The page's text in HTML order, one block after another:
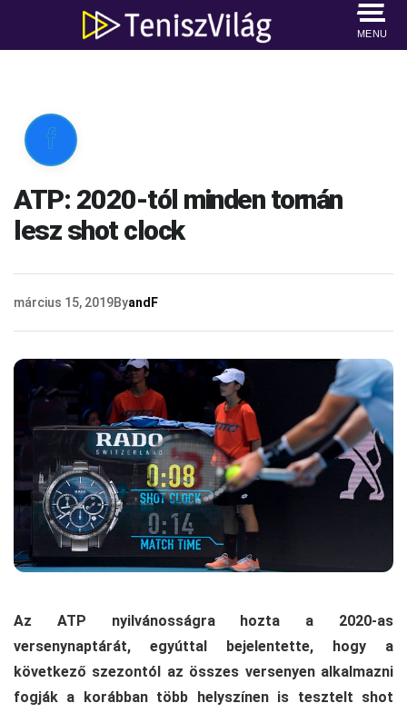
MENU

ATP: 2020-tól minden tornán
lesz shot clock
március 15, 2019ByandF
Az ATP nyilvánosságra hozta a 2020-as
versenynaptárát, egyúttal bejelentette, hogy a
következő szezontól az összes versenyen alkalmazni
fogják a korábban több helyszínen is tesztelt shot